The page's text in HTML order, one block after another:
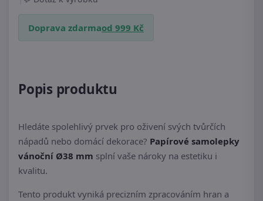
Doprava zdarmaod 999 Kč
Popis produktu
Hledáte spolehlivý prvek pro oživení svých tvůrčích
nápadů nebo domácí dekorace? Papírové samolepky
vánoční Ø38 mm splní vaše nároky na estetiku i
kvalitu.
Tento produkt vyniká precizním zpracováním hran a